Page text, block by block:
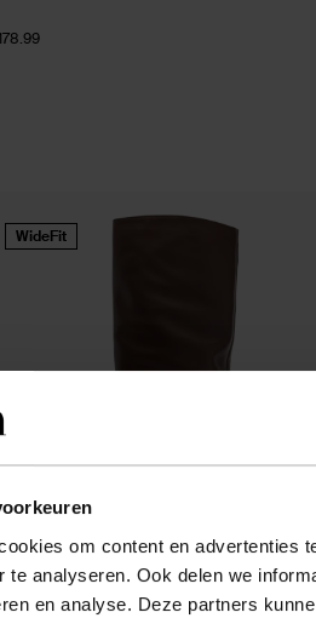
om content en advertenties
te analyseren. Ook delen we
en analyse. Deze partners
WideFit